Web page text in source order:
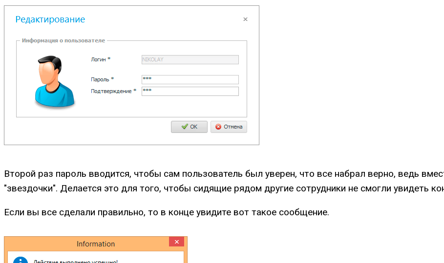
Второй раз пароль вводится, чтобы сам пользователь был уверен, что все набрал верно, ведь
"звездочки". Делается это для того, чтобы сидящие рядом другие сотрудники не смогли увидеть
Если вы все сделали правильно, то в конце увидите вот такое сообщение.